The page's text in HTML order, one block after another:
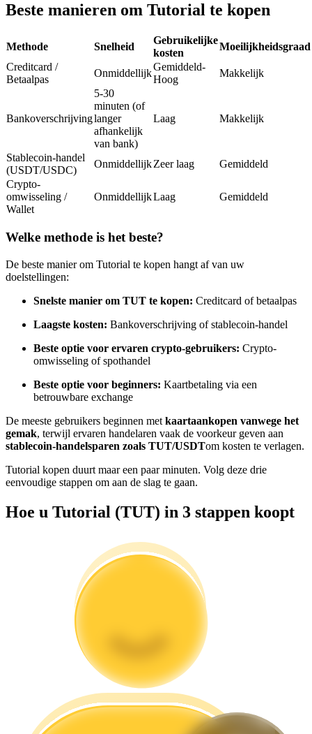
Kopiëren Handel
Sluit je aan bij top traders
Word een Copy Trader
Geniet van winstdeling en copy trading commissies
Informatie
Futures-startgids
Beste manieren om Tutorial te kopen
Methode Snelheid
Gebruikelijke
kosten
Moeilijkheidsgraad
Creditcard /
Betaalpas
Onmiddellijk
Gemiddeld-
Hoog
Makkelijk
Bankoverschrijving
5-30
minuten (of
langer
afhankelijk
van bank)
Laag Makkelijk
Stablecoin-handel
(USDT/USDC)
OnmiddellijkZeer laag
Gemiddeld
Crypto-
omwisseling /
Wallet
OnmiddellijkLaag Gemiddeld
Welke methode is het beste?
De beste manier om Tutorial te kopen hangt af van uw
doelstellingen:
Snelste manier om TUT te kopen: Creditcard of betaalpas
Laagste kosten: Bankoverschrijving of stablecoin-handel
Beste optie voor ervaren crypto-gebruikers: Crypto-
omwisseling of spothandel
Beste optie voor beginners: Kaartbetaling via een
betrouwbare exchange
De meeste gebruikers beginnen met kaartaankopen vanwege het
gemak, terwijl ervaren handelaren vaak de voorkeur geven aan
stablecoin-handelsparen zoals TUT/USDTom kosten te verlagen.
Tutorial kopen duurt maar een paar minuten. Volg deze drie
eenvoudige stappen om aan de slag te gaan.
Hoe u Tutorial (TUT) in 3 stappen koopt